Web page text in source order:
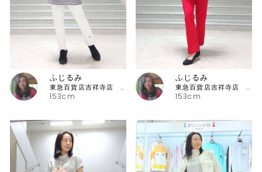
153cm
ふじるみ
東急百貨店吉祥寺店 ピッコーネ
153cm
ふじるみ
東急百貨店吉祥寺店 ピッコーネ